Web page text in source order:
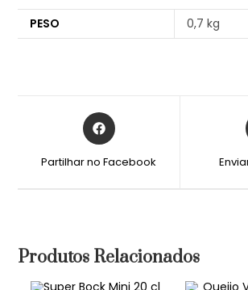
PESO 0,7 kg
Partilhar no Facebook
Produtos Relacionados